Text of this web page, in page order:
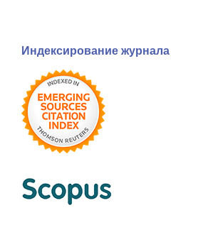
Индексирование журнала